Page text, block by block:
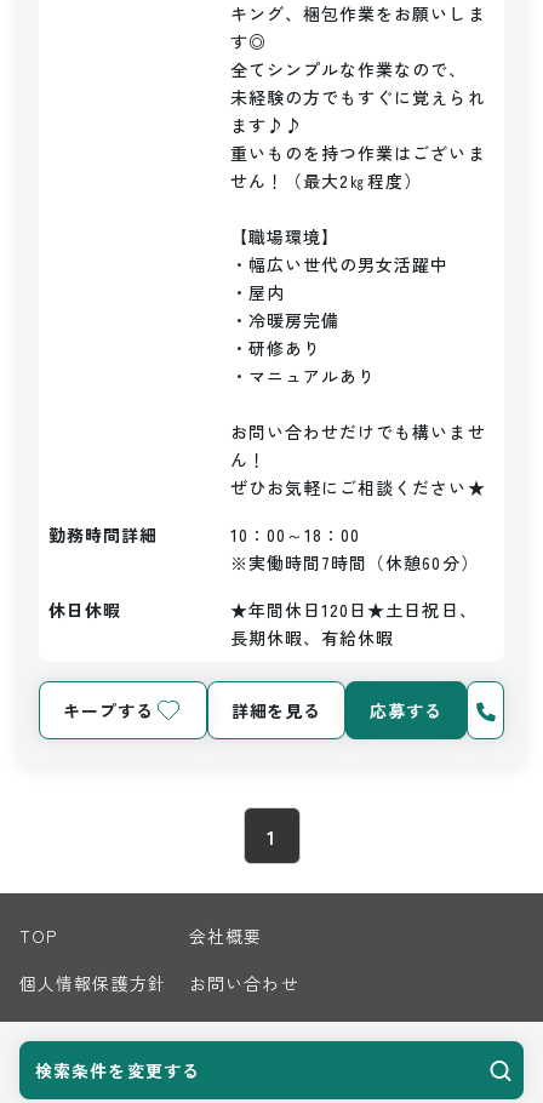
検索条件を変更する
キング、梱包作業をお願いしま
す◎
全てシンプルな作業なので、
未経験の方でもすぐに覚えられ
ます♪♪
重いものを持つ作業はございま
せん！（最大2㎏程度）
【職場環境】
・幅広い世代の男女活躍中
・屋内
・冷暖房完備
・研修あり
・マニュアルあり
お問い合わせだけでも構いませ
ん！
ぜひお気軽にご相談ください★
勤務時間詳細
10：00～18：00
※実働時間7時間（休憩60分）
休日休暇
★年間休日120日★土日祝日、
長期休暇、有給休暇
キープする 詳細を見る 応募する
1
TOP
会社概要
個人情報保護方針
お問い合わせ
© 2026 Harvest Biz Career.inc All Rights Reserved.